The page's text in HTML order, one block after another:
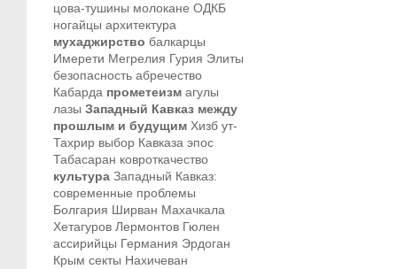
цова-тушины молокане ОДКБ
ногайцы архитектура
мухаджирство балкарцы
Имерети Мегрелия Гурия Элиты
безопасность абречество
Кабарда прометеизм агулы
лазы Западный Кавказ между
прошлым и будущим Хизб ут-
Тахрир выбор Кавказа эпос
Табасаран ковроткачество
культура Западный Кавказ:
современные проблемы
Болгария Ширван Махачкала
Хетагуров Лермонтов Гюлен
ассирийцы Германия Эрдоган
Крым секты Нахичеван